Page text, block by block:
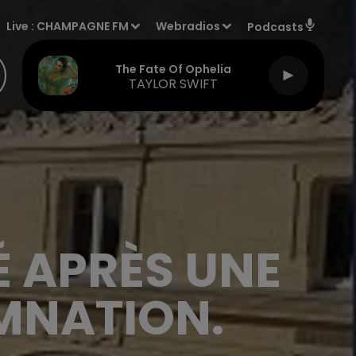
Live : CHAMPAGNE FM Webradios Podcasts
The Fate Of Ophelia
TAYLOR SWIFT
APRÈS UNE